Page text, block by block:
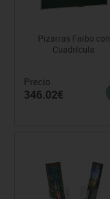
Pizarras Faibo con
Cuadrícula
Precio
346.02€